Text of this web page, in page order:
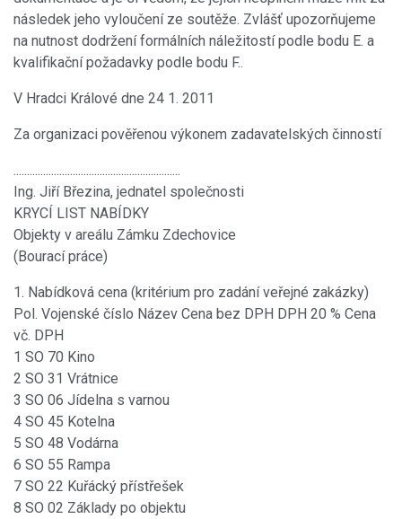
následek jeho vyloučení ze soutěže. Zvlášť upozorňujeme
na nutnost dodržení formálních náležitostí podle bodu E. a
kvalifikační požadavky podle bodu F..
V Hradci Králové dne 24 1. 2011
Za organizaci pověřenou výkonem zadavatelských činností
..............................................................
Ing. Jiří Březina, jednatel společnosti
KRYCÍ LIST NABÍDKY
Objekty v areálu Zámku Zdechovice
(Bourací práce)
1. Nabídková cena (kritérium pro zadání veřejné zakázky)
Pol. Vojenské číslo Název Cena bez DPH DPH 20 % Cena
vč. DPH
1 SO 70 Kino
2 SO 31 Vrátnice
3 SO 06 Jídelna s varnou
4 SO 45 Kotelna
5 SO 48 Vodárna
6 SO 55 Rampa
7 SO 22 Kuřácký přístřešek
8 SO 02 Základy po objektu